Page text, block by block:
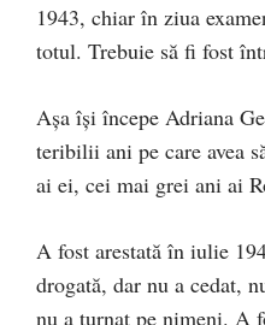
1943, chiar în ziua
totul. Trebuie să fi fost
Așa își începe Adriana
teribilii ani pe care avea
ai ei, cei mai grei ani ai
A fost arestată în iulie
drogată, dar nu a cedat,
nu a turnat pe nimeni. A